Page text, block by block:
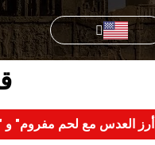
"أرز العدس مع لحم